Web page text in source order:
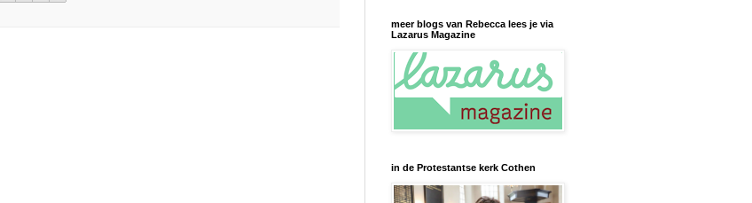
meer blogs van Rebecca lees je via
Lazarus Magazine
in de Protestantse kerk Cothen